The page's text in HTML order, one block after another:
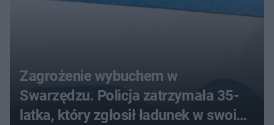
Zagrożenie wybuchem w
Swarzędzu. Policja zatrzymała 35-
latka, który zgłosił ładunek w swoim